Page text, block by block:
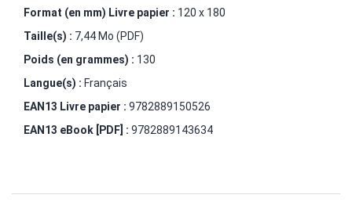
Format (en mm) Livre papier : 120 x 180
Taille(s) : 7,44 Mo (PDF)
Poids (en grammes) : 130
Langue(s) : Français
EAN13 Livre papier : 9782889150526
EAN13 eBook [PDF] : 9782889143634